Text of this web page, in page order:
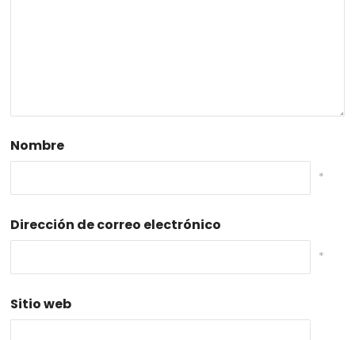
Nombre
*
Dirección de correo electrónico
*
Sitio web